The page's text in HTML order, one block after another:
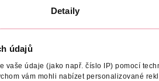
Detaily
údajů
vaše údaje (jako např. číslo IP) pomocí
vám mohli nabízet personalizované
šetrné čištění. Dětské čisticí
Obsahují 0 % plastů, jsou
složení dětských čisticích
látka. Ubrousky tak snižují
novorozenců, jsou bez alkoholu